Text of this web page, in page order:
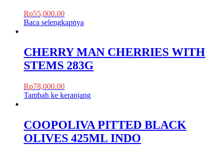
Rp55,000.00
Baca selengkapnya
CHERRY MAN CHERRIES WITH
STEMS 283G
Rp78,000.00
Tambah ke keranjang
COOPOLIVA PITTED BLACK
OLIVES 425ML INDO